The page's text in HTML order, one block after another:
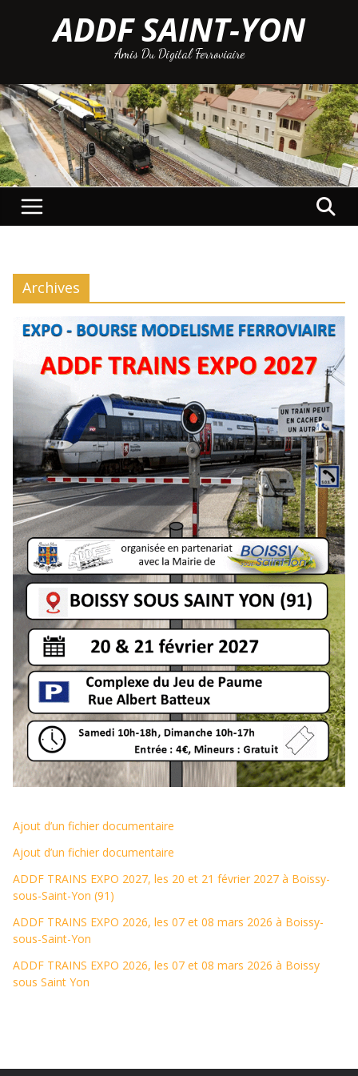
ADDF SAINT-YON
Amis Du Digital Ferroviaire
Archives
Ajout d’un fichier documentaire
Ajout d’un fichier documentaire
ADDF TRAINS EXPO 2027, les 20 et 21 février 2027 à Boissy-
sous-Saint-Yon (91)
ADDF TRAINS EXPO 2026, les 07 et 08 mars 2026 à Boissy-
sous-Saint-Yon
ADDF TRAINS EXPO 2026, les 07 et 08 mars 2026 à Boissy
sous Saint Yon